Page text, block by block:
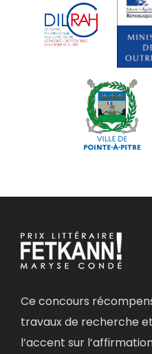
Ce concours
travaux de recherche
l’accent sur